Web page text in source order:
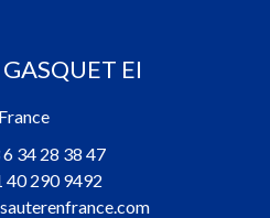
EI
France
34 28 38 47
40 290 9492